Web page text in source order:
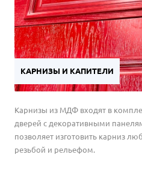
КАРНИЗЫ И КАПИТЕЛИ
Карнизы из МДФ входят в
дверей с декоративными
позволяет изготовить карниз
резьбой и рельефом.